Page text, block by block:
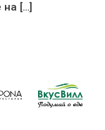
на […]